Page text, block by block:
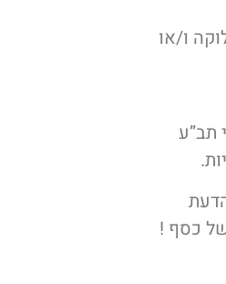
ו/או
תב”ע
כסף !